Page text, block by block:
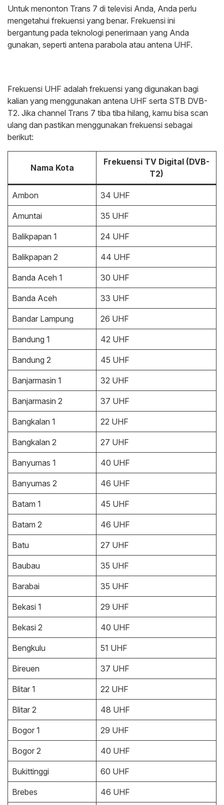
Untuk menonton Trans 7 di televisi Anda, Anda perlu
mengetahui frekuensi yang benar. Frekuensi ini
bergantung pada teknologi penerimaan yang Anda
gunakan, seperti antena parabola atau antena UHF.
Frekuensi UHF adalah frekuensi yang digunakan bagi
kalian yang menggunakan antena UHF serta STB DVB-
T2. Jika channel Trans 7 tiba tiba hilang, kamu bisa scan
ulang dan pastikan menggunakan frekuensi sebagai
berikut:
Nama Kota
Frekuensi TV Digital (DVB-
T2)
Ambon 34 UHF
Amuntai 35 UHF
Balikpapan 1 24 UHF
Balikpapan 2 44 UHF
Banda Aceh 1 30 UHF
Banda Aceh 33 UHF
Bandar Lampung 26 UHF
Bandung 1 42 UHF
Bandung 2 45 UHF
Banjarmasin 1 32 UHF
Banjarmasin 2 37 UHF
Bangkalan 1 22 UHF
Bangkalan 2 27 UHF
Banyumas 1 40 UHF
Banyumas 2 46 UHF
Batam 1 45 UHF
Batam 2 46 UHF
Batu 27 UHF
Baubau 35 UHF
Barabai 35 UHF
Bekasi 1 29 UHF
Bekasi 2 40 UHF
Bengkulu 51 UHF
Bireuen 37 UHF
Blitar 1 22 UHF
Blitar 2 48 UHF
Bogor 1 29 UHF
Bogor 2 40 UHF
Bukittinggi 60 UHF
Brebes 46 UHF